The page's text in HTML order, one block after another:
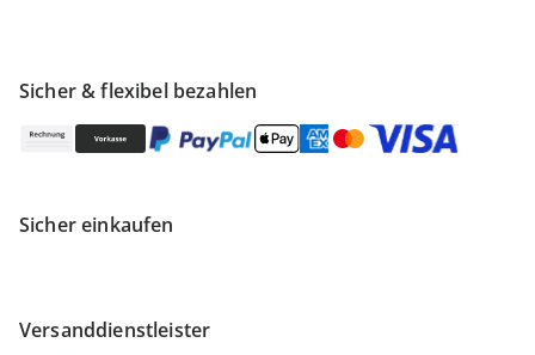
Sicher & flexibel bezahlen
Sicher einkaufen
Versanddienstleister